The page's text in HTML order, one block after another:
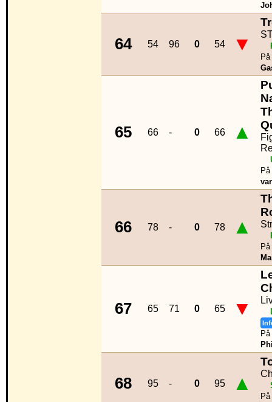
64 54 96 0 54 ▼
65 66 - 0 66 ▲
66 78 - 0 78 ▲
67 65 71 0 65 ▼
68 95 - 0 95 ▲